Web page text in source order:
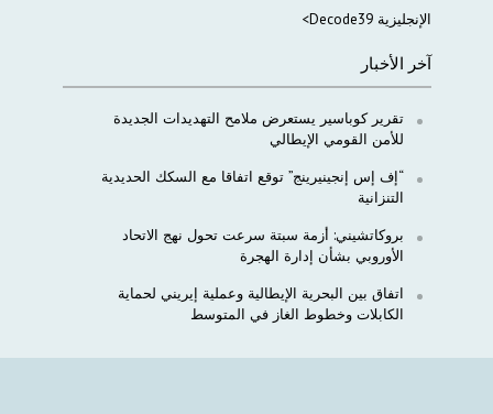
الإنجليزية Decode39>
آخر الأخبار
تقرير كوباسير يستعرض ملامح التهديدات الجديدة
للأمن القومي الإيطالي
“إف إس إنجينيرينج” توقع اتفاقا مع السكك الحديدية
التنزانية
بروكاتشيني: أزمة سبتة سرعت تحول نهج الاتحاد
الأوروبي بشأن إدارة الهجرة
اتفاق بين البحرية الإيطالية وعملية إيريني لحماية
الكابلات وخطوط الغاز في المتوسط